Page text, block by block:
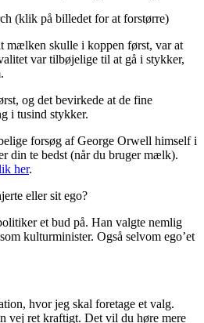
(klik på billedet for at forstørre)
mælken skulle i koppen først, var at
var tilbøjelige til at gå i stykker,
og det bevirkede at de fine
i tusind stykker.
forsøg af George Orwell himself i
din te bedst (når du bruger mælk).
her.
eller sit ego?
et bud på. Han valgte nemlig
kulturminister. Også selvom ego’et
hvor jeg skal foretage et valg.
vej ret kraftigt. Det vil du høre mere